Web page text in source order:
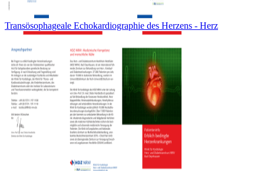
Transösophageale Echokardiographie des Herzens - Herz